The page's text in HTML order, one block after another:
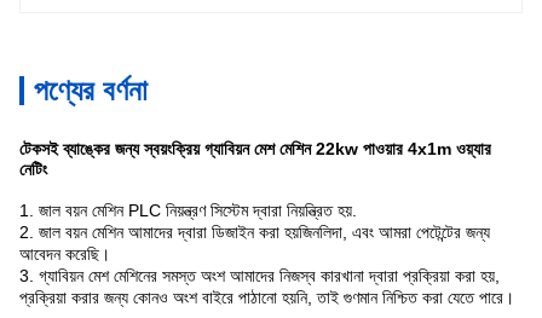
পণ্যের বর্ণনা
টেকসই ব্যাঙ্কের জন্য স্বয়ংক্রিয় গ্যাবিয়ন মেশ মেশিন 22kw পাওয়ার 4x1m ওয়্যার
নেটিং
1. জাল বয়ন মেশিন PLC নিয়ন্ত্রণ সিস্টেম দ্বারা নিয়ন্ত্রিত হয়.
2. জাল বয়ন মেশিন আমাদের দ্বারা ডিজাইন করা হয়জিনলিদা , এবং আমরা পেটেন্টের জন্য
আবেদন করেছি।
3. গ্যাবিয়ন মেশ মেশিনের সমস্ত অংশ আমাদের নিজস্ব কারখানা দ্বারা প্রক্রিয়া করা হয়,
প্রক্রিয়া করার জন্য কোনও অংশ বাইরে পাঠানো হয়নি, তাই গুণমান নিশ্চিত করা যেতে পারে।